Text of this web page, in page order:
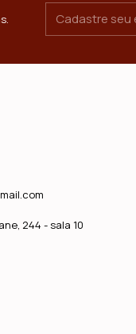
244 - sala 10